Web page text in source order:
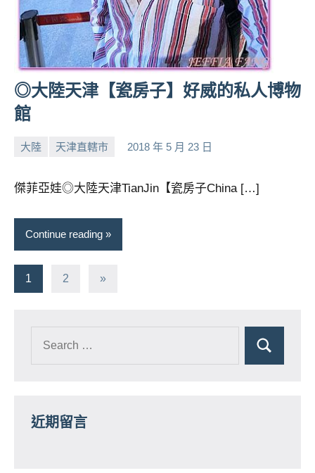
◎大陸天津【瓷房子】好威的私人博物
館
大陸 天津直轄市 2018 年 5 月 23 日
小No
傑菲亞娃◎大陸天津TianJin【瓷房子China […]
Continue reading
文
分
頁
1 2
Next
»
近期留言